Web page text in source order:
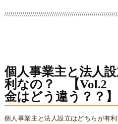
個人事業主と法人
利なの？ 【Vol.2
金はどう違う？？】
個人事業主と法人設立はどちらが